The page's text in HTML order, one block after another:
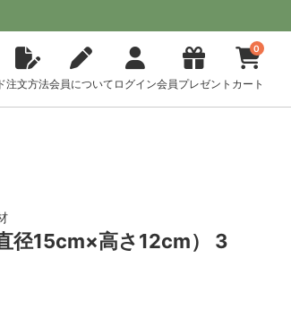
注文方法会員について ログイン会員プレゼント
0
カート
径15cm×高さ12cm） 3